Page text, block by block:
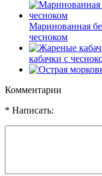
Маринованная
чесноком
кабачки с
Комментарии
* Написать: